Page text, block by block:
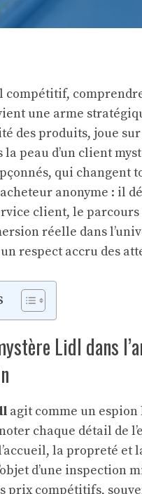
comprendre
une arme
des produits, joue
la peau d’un client
qui changent
anonyme : il
client, le parcours
réelle dans
respect accru des
Lidl dans
agit comme un
chaque détail de
la propreté et
d’une inspection
prix compétitifs,